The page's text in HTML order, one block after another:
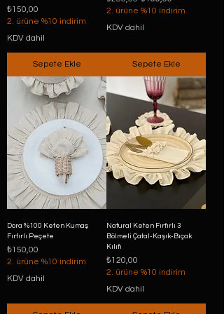
Fiyat
₺150,00
2. ürüne %10 indirim
KDV dahil
Sepete Ekle
2. ürüne %10 indirim
KDV dahil
Sepete Ekle
Dora %100 Keten Kumaş
Fırfırlı Peçete
Fiyat
₺150,00
2. ürüne %10 indirim
KDV dahil
Natural Keten Fırfırlı 3
Bölmeli Çatal-Kaşık-Bıçak
Kılıfı
Fiyat
₺120,00
2. ürüne %10 indirim
KDV dahil